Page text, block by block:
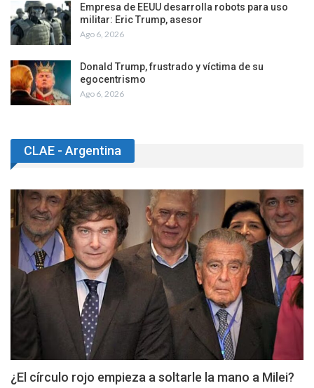
Empresa de EEUU desarrolla robots para uso
militar: Eric Trump, asesor
Ago 6, 2026
Donald Trump, frustrado y víctima de su
egocentrismo
Ago 6, 2026
CLAE - Argentina
¿El círculo rojo empieza a soltarle la mano a Milei?